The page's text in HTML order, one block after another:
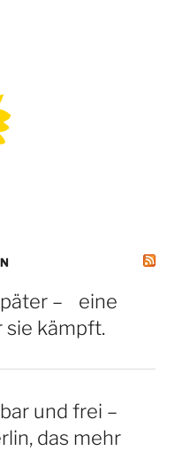
– eine
sie kämpft.
und frei –
das mehr